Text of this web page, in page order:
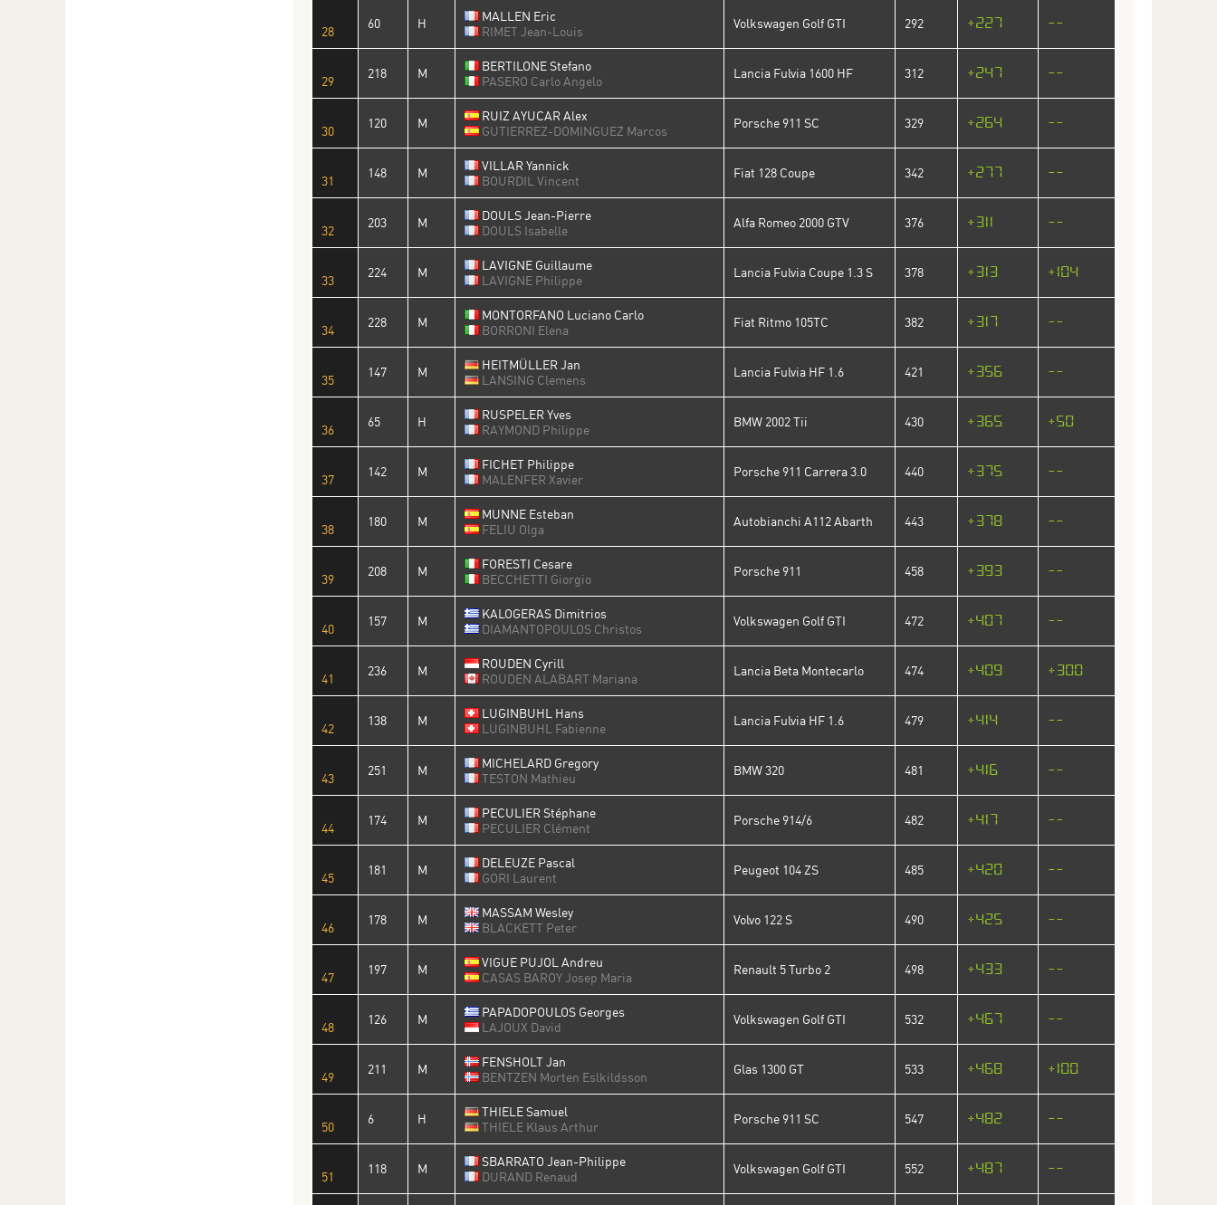
28
60 H
MALLEN Eric
RIMET Jean-Louis
Volkswagen Golf GTI 292 +227 --
29
218 M
BERTILONE Stefano
PASERO Carlo Angelo
Lancia Fulvia 1600 HF 312 +247 --
30
120 M
RUIZ AYUCAR Alex
GUTIERREZ-DOMINGUEZ Marcos
Porsche 911 SC 329 +264 --
31
148 M
VILLAR Yannick
BOURDIL Vincent
Fiat 128 Coupe 342 +277 --
32
203 M
DOULS Jean-Pierre
DOULS Isabelle
Alfa Romeo 2000 GTV 376 +311 --
33
224 M
LAVIGNE Guillaume
LAVIGNE Philippe
Lancia Fulvia Coupe 1.3 S 378 +313 +104
34
228 M
MONTORFANO Luciano Carlo
BORRONI Elena
Fiat Ritmo 105TC 382 +317 --
35
147 M
HEITMÜLLER Jan
LANSING Clemens
Lancia Fulvia HF 1.6 421 +356 --
36
65 H
RUSPELER Yves
RAYMOND Philippe
BMW 2002 Tii 430 +365 +50
37
142 M
FICHET Philippe
MALENFER Xavier
Porsche 911 Carrera 3.0 440 +375 --
38
180 M
MUNNE Esteban
FELIU Olga
Autobianchi A112 Abarth 443 +378 --
39
208 M
FORESTI Cesare
BECCHETTI Giorgio
Porsche 911 458 +393 --
40
157 M
KALOGERAS Dimitrios
DIAMANTOPOULOS Christos
Volkswagen Golf GTI 472 +407 --
41
236 M
ROUDEN Cyrill
ROUDEN ALABART Mariana
Lancia Beta Montecarlo 474 +409 +300
42
138 M
LUGINBUHL Hans
LUGINBUHL Fabienne
Lancia Fulvia HF 1.6 479 +414 --
43
251 M
MICHELARD Gregory
TESTON Mathieu
BMW 320 481 +416 --
44
174 M
PECULIER Stéphane
PECULIER Clément
Porsche 914/6 482 +417 --
45
181 M
DELEUZE Pascal
GORI Laurent
Peugeot 104 ZS 485 +420 --
46
178 M
MASSAM Wesley
BLACKETT Peter
Volvo 122 S 490 +425 --
47
197 M
VIGUE PUJOL Andreu
CASAS BAROY Josep Maria
Renault 5 Turbo 2 498 +433 --
48
126 M
PAPADOPOULOS Georges
LAJOUX David
Volkswagen Golf GTI 532 +467 --
49
211 M
FENSHOLT Jan
BENTZEN Morten Eslkildsson
Glas 1300 GT 533 +468 +100
50
6 H
THIELE Samuel
THIELE Klaus Arthur
Porsche 911 SC 547 +482 --
51
118 M
SBARRATO Jean-Philippe
DURAND Renaud
Volkswagen Golf GTI 552 +487 --